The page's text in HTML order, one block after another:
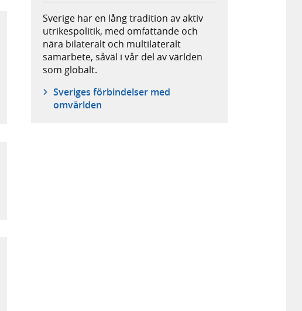
Sverige har en lång tradition av aktiv
utrikespolitik, med omfattande och
nära bilateralt och multilateralt
samarbete, såväl i vår del av världen
som globalt.
Sveriges förbindelser med
omvärlden